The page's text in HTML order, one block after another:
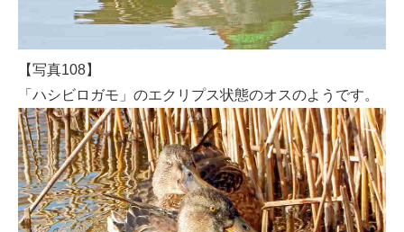
【写真108】
「ハシビロガモ」のエクリプス状態のオスのようです。